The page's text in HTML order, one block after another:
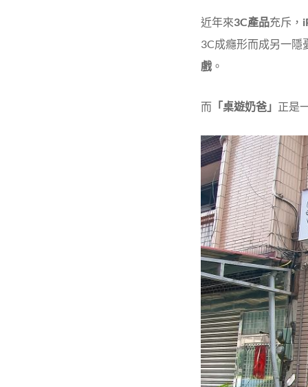
近年來3C產品充斥，
3C成癮形而成另一隱
戲 。
而 「桌遊奶爸」 正是